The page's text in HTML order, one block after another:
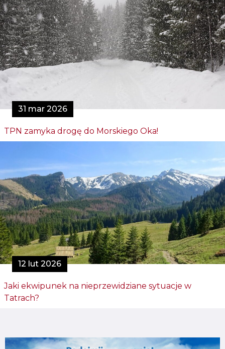
31 mar 2026
TPN zamyka drogę do Morskiego Oka!
12 lut 2026
Jaki ekwipunek na nieprzewidziane sytuacje w
Tatrach?